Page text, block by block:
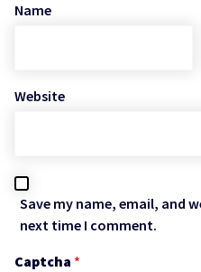
Name
Website
Save my name, email, and
next time I comment.
Captcha *